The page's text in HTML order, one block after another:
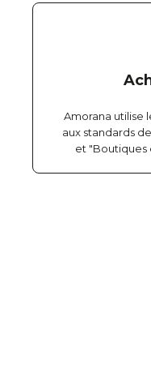
Amorana utilise
aux standards
et "Boutiques